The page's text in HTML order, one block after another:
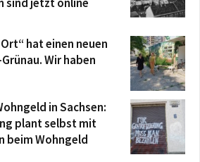
hat einen neuen
Wir haben
in Sachsen:
plant selbst mit
beim Wohngeld